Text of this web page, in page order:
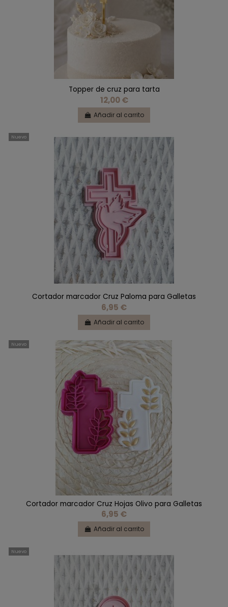
Topper de cruz para tarta
12,00 €
Añadir al carrito
Nuevo
Cortador marcador Cruz Paloma para Galletas
6,95 €
Añadir al carrito
Nuevo
Cortador marcador Cruz Hojas Olivo para Galletas
6,95 €
Añadir al carrito
Nuevo